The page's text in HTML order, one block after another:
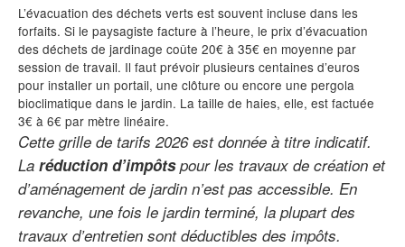
L’évacuation des déchets verts est souvent incluse dans les
forfaits. Si le paysagiste facture à l’heure, le prix d’évacuation
des déchets de jardinage coûte 20€ à 35€ en moyenne par
session de travail. Il faut prévoir plusieurs centaines d’euros
pour installer un portail, une clôture ou encore une pergola
bioclimatique dans le jardin. La taille de haies, elle, est factuée
3€ à 6€ par mètre linéaire.
Cette grille de tarifs 2026 est donnée à titre indicatif.
La réduction d’impôtspour les travaux de création et
d’aménagement de jardin n’est pas accessible. En
revanche, une fois le jardin terminé, la plupart des
travaux d’entretien sont déductibles des impôts.